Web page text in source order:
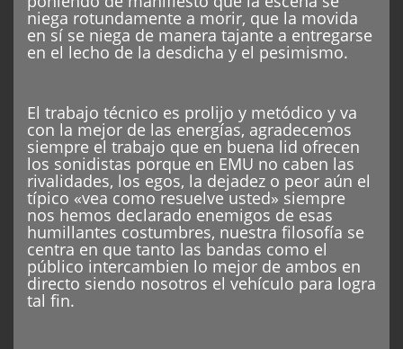
niega rotundamente a morir, que la movida
en sí se niega de manera tajante a entregarse
en el lecho de la desdicha y el pesimismo.
El trabajo técnico es prolijo y metódico y va
con la mejor de las energías, agradecemos
siempre el trabajo que en buena lid ofrecen
los sonidistas porque en EMU no caben las
rivalidades, los egos, la dejadez o peor aún el
típico «vea como resuelve usted» siempre
nos hemos declarado enemigos de esas
humillantes costumbres, nuestra filosofía se
centra en que tanto las bandas como el
público intercambien lo mejor de ambos en
directo siendo nosotros el vehículo para logra
tal fin.